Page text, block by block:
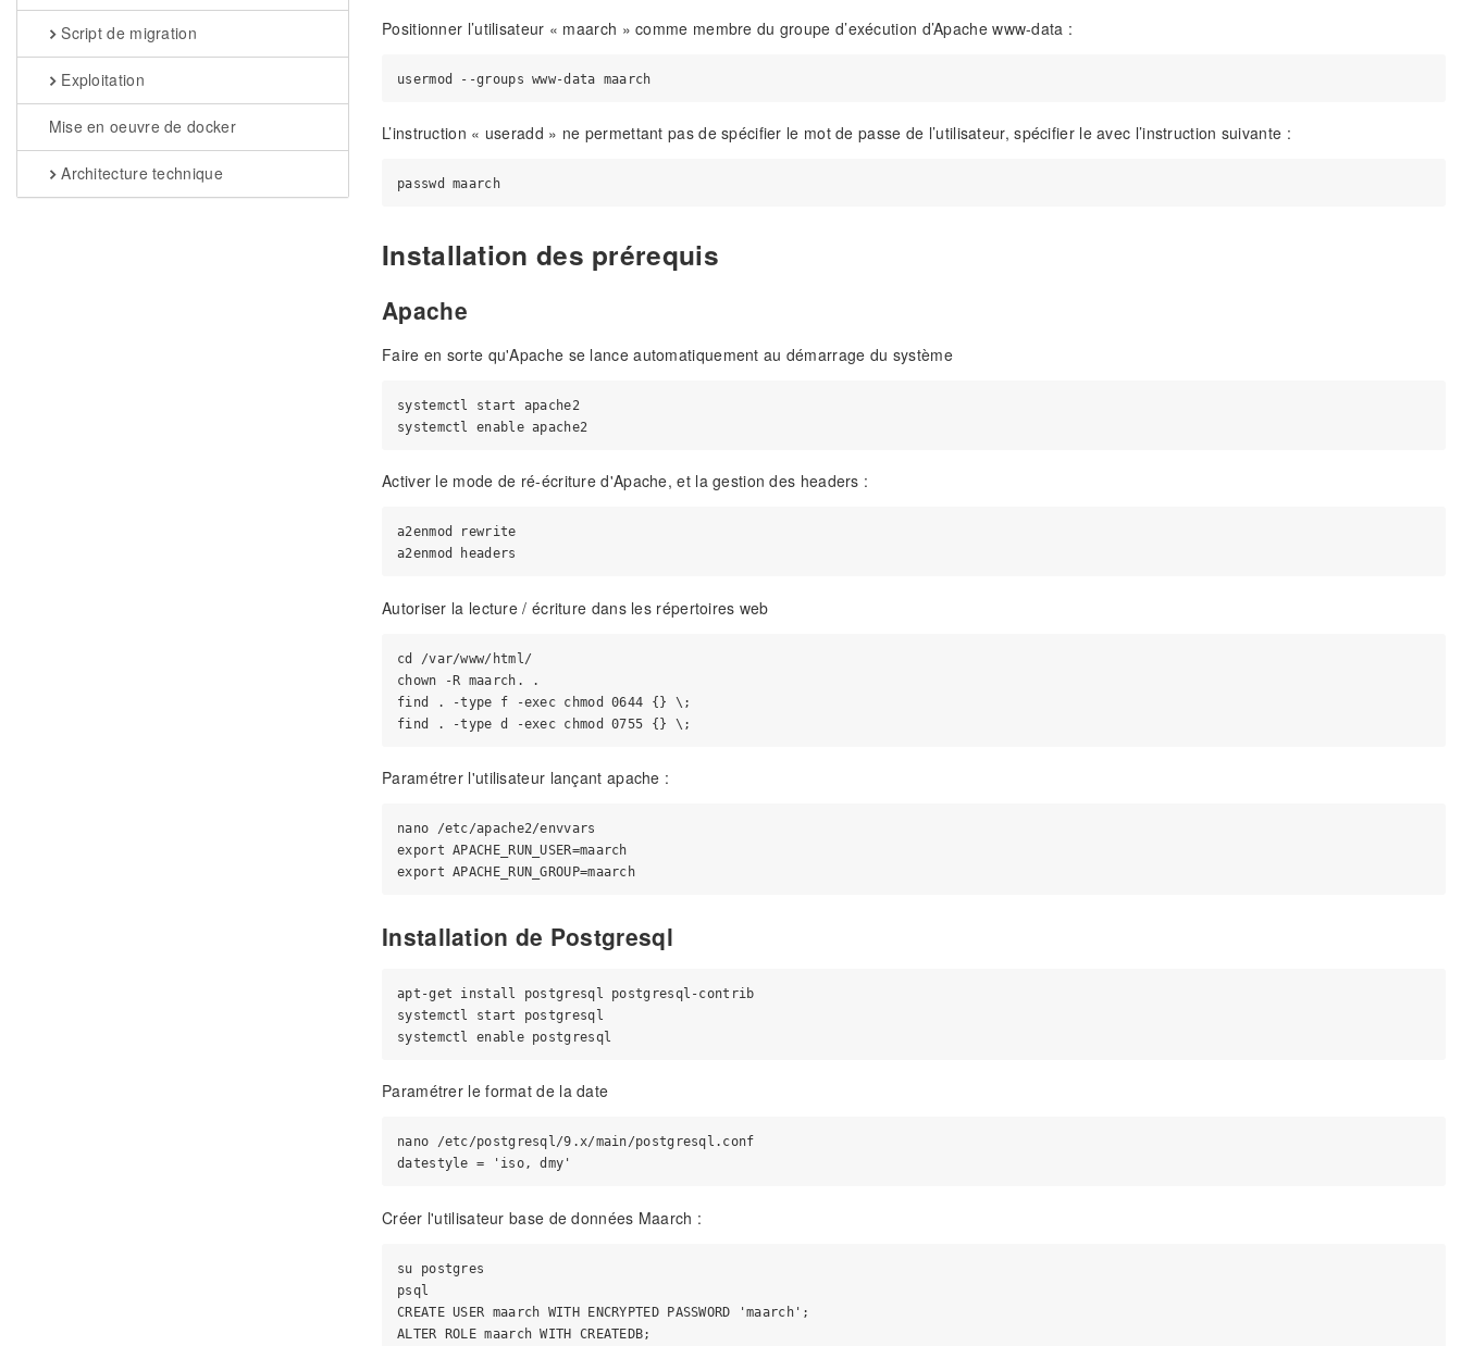
Script de migration
Exploitation
Mise en oeuvre de docker
Architecture technique
Positionner l’utilisateur « maarch » comme membre du groupe d’exécution d’Apache www-data :
L’instruction « useradd » ne permettant pas de spécifier le mot de passe de l’utilisateur, spécifier le avec l’instruction suivante :
passwd maarch
Installation des prérequis
Apache
Faire en sorte qu'Apache se lance automatiquement au démarrage du système
systemctl start apache2
Activer le mode de ré-écriture d'Apache, et la gestion des headers :
a2enmod rewrite
Autoriser la lecture / écriture dans les répertoires web
cd /var/www/html/
chown -R maarch. .
find . -type f -exec chmod 0644 {} \;
Paramétrer l'utilisateur lançant apache :
nano /etc/apache2/envvars
export APACHE_RUN_USER=maarch
Installation de Postgresql
apt-get install postgresql postgresql-contrib
systemctl start postgresql
Paramétrer le format de la date
nano /etc/postgresql/9.x/main/postgresql.conf
Créer l'utilisateur base de données Maarch :
su postgres
psql
CREATE USER maarch WITH ENCRYPTED PASSWORD 'maarch';
ALTER ROLE maarch WITH CREATEDB;